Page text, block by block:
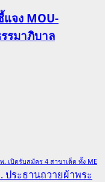
แจง MOU-
รมาภิบาล
. เปิดรับสมัคร 4 สาขาเด็ด ทั้ง ME
ประธานถวายผ้าพระ